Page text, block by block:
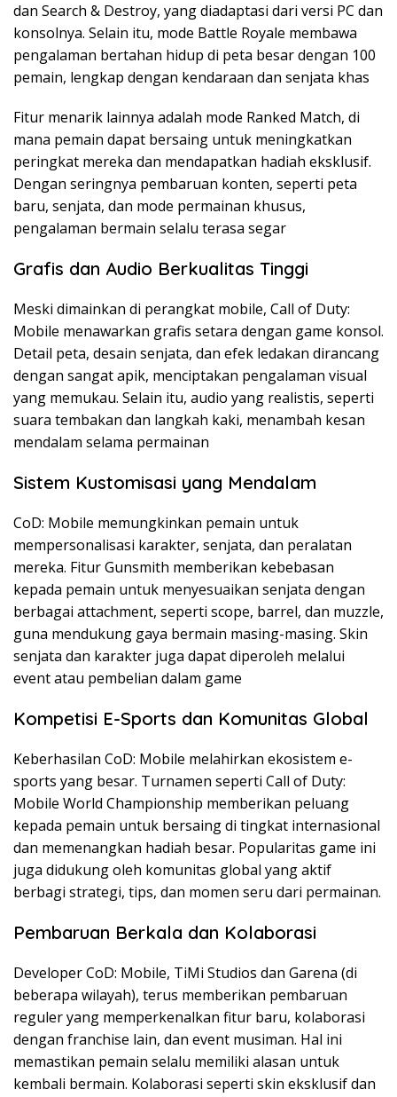
dan Search & Destroy, yang diadaptasi dari versi PC dan
konsolnya. Selain itu, mode Battle Royale membawa
pengalaman bertahan hidup di peta besar dengan 100
pemain, lengkap dengan kendaraan dan senjata khas​
Fitur menarik lainnya adalah mode Ranked Match, di
mana pemain dapat bersaing untuk meningkatkan
peringkat mereka dan mendapatkan hadiah eksklusif.
Dengan seringnya pembaruan konten, seperti peta
baru, senjata, dan mode permainan khusus,
pengalaman bermain selalu terasa segar​
Grafis dan Audio Berkualitas Tinggi
Meski dimainkan di perangkat mobile, Call of Duty:
Mobile menawarkan grafis setara dengan game konsol.
Detail peta, desain senjata, dan efek ledakan dirancang
dengan sangat apik, menciptakan pengalaman visual
yang memukau. Selain itu, audio yang realistis, seperti
suara tembakan dan langkah kaki, menambah kesan
mendalam selama permainan​
Sistem Kustomisasi yang Mendalam
CoD: Mobile memungkinkan pemain untuk
mempersonalisasi karakter, senjata, dan peralatan
mereka. Fitur Gunsmith memberikan kebebasan
kepada pemain untuk menyesuaikan senjata dengan
berbagai attachment, seperti scope, barrel, dan muzzle,
guna mendukung gaya bermain masing-masing. Skin
senjata dan karakter juga dapat diperoleh melalui
event atau pembelian dalam game​
Kompetisi E-Sports dan Komunitas Global
Keberhasilan CoD: Mobile melahirkan ekosistem e-
sports yang besar. Turnamen seperti Call of Duty:
Mobile World Championship memberikan peluang
kepada pemain untuk bersaing di tingkat internasional
dan memenangkan hadiah besar. Popularitas game ini
juga didukung oleh komunitas global yang aktif
berbagi strategi, tips, dan momen seru dari permainan​.
Pembaruan Berkala dan Kolaborasi
Developer CoD: Mobile, TiMi Studios dan Garena (di
beberapa wilayah), terus memberikan pembaruan
reguler yang memperkenalkan fitur baru, kolaborasi
dengan franchise lain, dan event musiman. Hal ini
memastikan pemain selalu memiliki alasan untuk
kembali bermain. Kolaborasi seperti skin eksklusif dan